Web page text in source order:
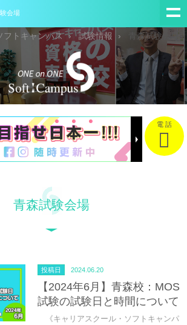
会場
フトキャンパス 試験情報 青森試験会場
電 話
青森試験会場
投稿日 2024.06.20
【2024年6月】青森校：MOS
試験の試験日と時間について
《キャリアスクール・ソフトキャンパ